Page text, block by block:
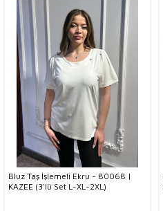
Bluz Taş İşlemeli Ekru - 80068 |
KAZEE (3'lü Set L-XL-2XL)